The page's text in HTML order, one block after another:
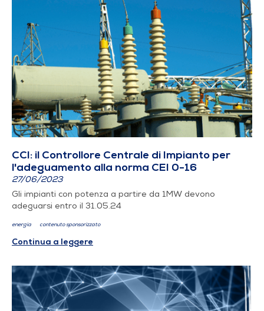
CCI: il Controllore Centrale di Impianto per
l'adeguamento alla norma CEI 0-16
27/06/2023
Gli impianti con potenza a partire da 1MW devono
adeguarsi entro il 31.05.24
energia contenuto sponsorizzato
Continua a leggere